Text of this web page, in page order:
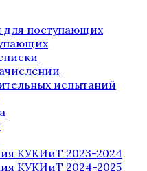
поступающих
испытаний
КУКИиТ 2023-2024
КУКИиТ 2024-2025